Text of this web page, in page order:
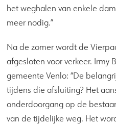
het weghalen van enkele
meer nodig.”
Na de zomer wordt de
afgesloten voor verkeer. Irmy
gemeente Venlo: “De
tijdens die afsluiting? Het
onderdoorgang op de
van de tijdelijke weg. Het